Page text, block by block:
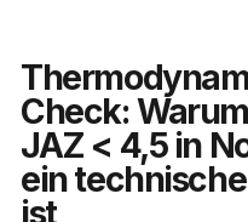
Check:
JAZ < 4,5 in
ein
ist